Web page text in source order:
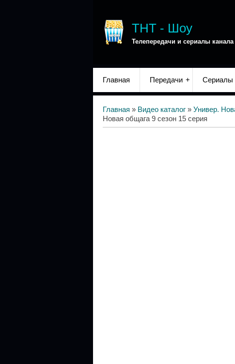
ТНТ - Шоу
Телепередачи и сериалы
Главная Передачи Сериалы
Главная » Видео каталог » Универ.
Новая общага 9 сезон 15 серия